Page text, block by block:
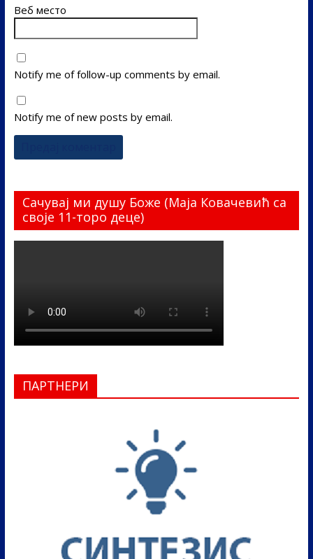
Веб место
Notify me of follow-up comments by email.
Notify me of new posts by email.
Сачувај ми душу Боже (Маја Ковачевић са
своје 11-торо деце)
ПАРТНЕРИ